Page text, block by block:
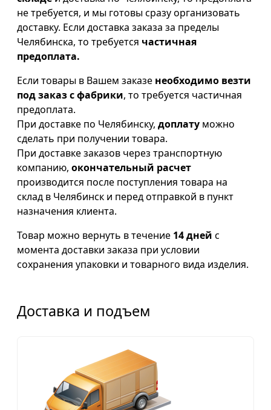
не требуется, и мы готовы сразу организовать
доставку. Если доставка заказа за пределы
Челябинска, то требуется частичная
предоплата.
Если товары в Вашем заказе необходимо везти
под заказ с фабрики, то требуется частичная
предоплата.
При доставке по Челябинску, доплату можно
сделать при получении товара.
При доставке заказов через транспортную
компанию, окончательный расчет
производится после поступления товара на
склад в Челябинск и перед отправкой в пункт
назначения клиента.
Товар можно вернуть в течение 14 дней с
момента доставки заказа при условии
сохранения упаковки и товарного вида изделия.
Доставка и подъем